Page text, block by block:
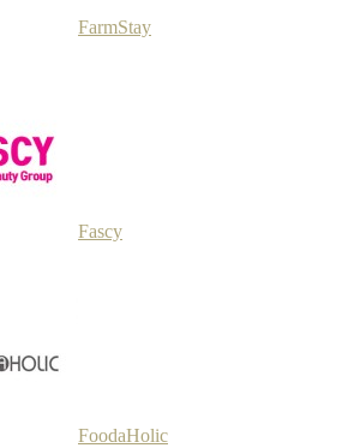
FarmStay
Fascy
FoodaHolic